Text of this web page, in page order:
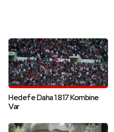
Hedefe Daha 1.817 Kombine
Var